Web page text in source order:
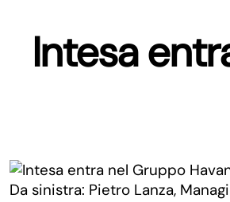
Intesa
Da sinistra: Pietro Lanza,